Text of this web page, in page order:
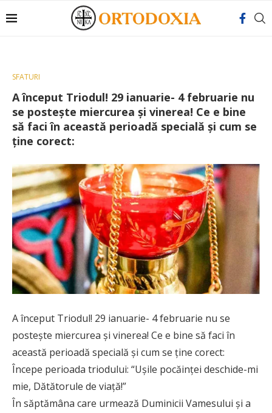
SFATURI
A început Triodul! 29 ianuarie- 4 februarie nu
se posteşte miercurea şi vinerea! Ce e bine
să faci în această perioadă specială și cum se
ține corect:
A început Triodul! 29 ianuarie- 4 februarie nu se
posteşte miercurea şi vinerea! Ce e bine să faci în
această perioadă specială și cum se ține corect:
Începe perioada triodului: “Uşile pocăinţei deschide-mi
mie, Dătătorule de viaţă!”
În săptămâna care urmează Duminicii Vamesului şi a